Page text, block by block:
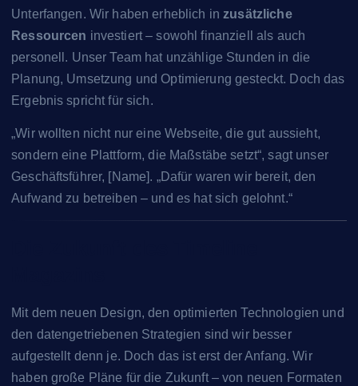
Unterfangen. Wir haben erheblich inzusätzliche
Ressourcen investiert – sowohl finanziell als auch
personell. Unser Team hat unzählige Stunden in die
Planung, Umsetzung und Optimierung gesteckt. Doch das
Ergebnis spricht für sich.
„Wir wollten nicht nur eine Webseite, die gut aussieht,
sondern eine Plattform, die Maßstäbe setzt“, sagt unser
Geschäftsführer, [Name]. „Dafür waren wir bereit, den
Aufwand zu betreiben – und es hat sich gelohnt.“
Mit dem neuen Design, den optimierten Technologien und
den datengetriebenen Strategien sind wir besser
aufgestellt denn je. Doch das ist erst der Anfang. Wir
haben große Pläne für die Zukunft – von neuen Formaten